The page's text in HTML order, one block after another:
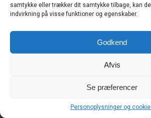
samtykke eller trækker dit samtykke tilbage, kan
indvirkning på visse funktioner og egenskaber.
Godkend
Afvis
Se præferencer
Personoplysninger og
er Skandinaviens førende